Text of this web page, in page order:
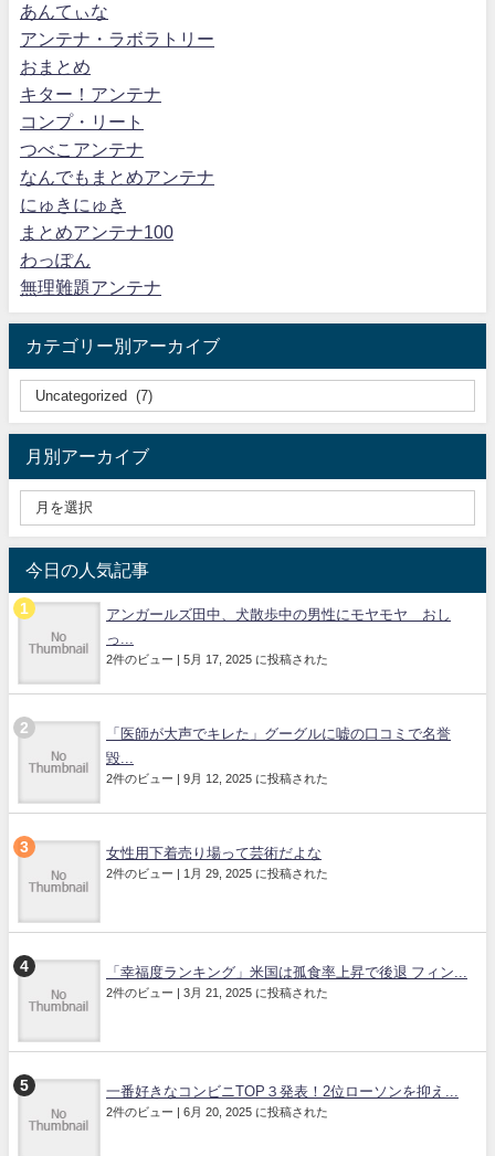
あんてぃな
アンテナ・ラボラトリー
おまとめ
キター！アンテナ
コンプ・リート
つべこアンテナ
なんでもまとめアンテナ
にゅきにゅき
まとめアンテナ100
わっぽん
無理難題アンテナ
カテゴリー別アーカイブ
月別アーカイブ
今日の人気記事
アンガールズ田中、犬散歩中の男性にモヤモヤ おし
っ...
2件のビュー | 5月 17, 2025 に投稿された
「医師が大声でキレた」グーグルに嘘の口コミで名誉
毀...
2件のビュー | 9月 12, 2025 に投稿された
女性用下着売り場って芸術だよな
2件のビュー | 1月 29, 2025 に投稿された
「幸福度ランキング」米国は孤食率上昇で後退 フィン...
2件のビュー | 3月 21, 2025 に投稿された
一番好きなコンビニTOP３発表！2位ローソンを抑え...
2件のビュー | 6月 20, 2025 に投稿された